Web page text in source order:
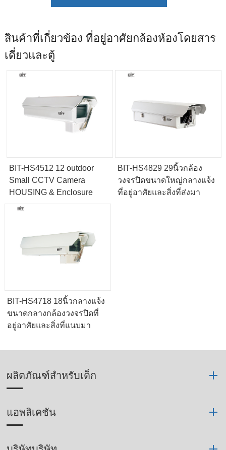
สินค้าที่เกี่ยวข้อง ที่อยู่อาศัยกล้องห้องโดยสาร
เดี่ยวและตู้
BIT-HS4512 12 outdoor
Small CCTV Camera
HOUSING & Enclosure
BIT-HS4829 29นิ้วกล้อง
วงจรปิดขนาดใหญ่กลางแจ้ง
ที่อยู่อาศัยและสิ่งที่ส่งมา
BIT-HS4718 18นิ้วกลางแจ้ง
ขนาดกลางกล้องวงจรปิดที่
อยู่อาศัยและสิ่งที่แนบมา
ผลิตภัณฑ์สำหรับเด็ก
แอพลิเคชัน